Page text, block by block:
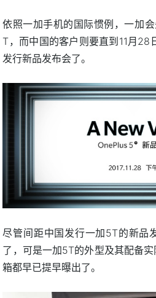
依照一加手机的国际惯例，一加
T，而中国的客户则要直到11月28
发行新品发布会了。
尽管间距中国发行一加5T的新品
了，可是一加5T的外型及其配备
箱都早已提早曝出了。